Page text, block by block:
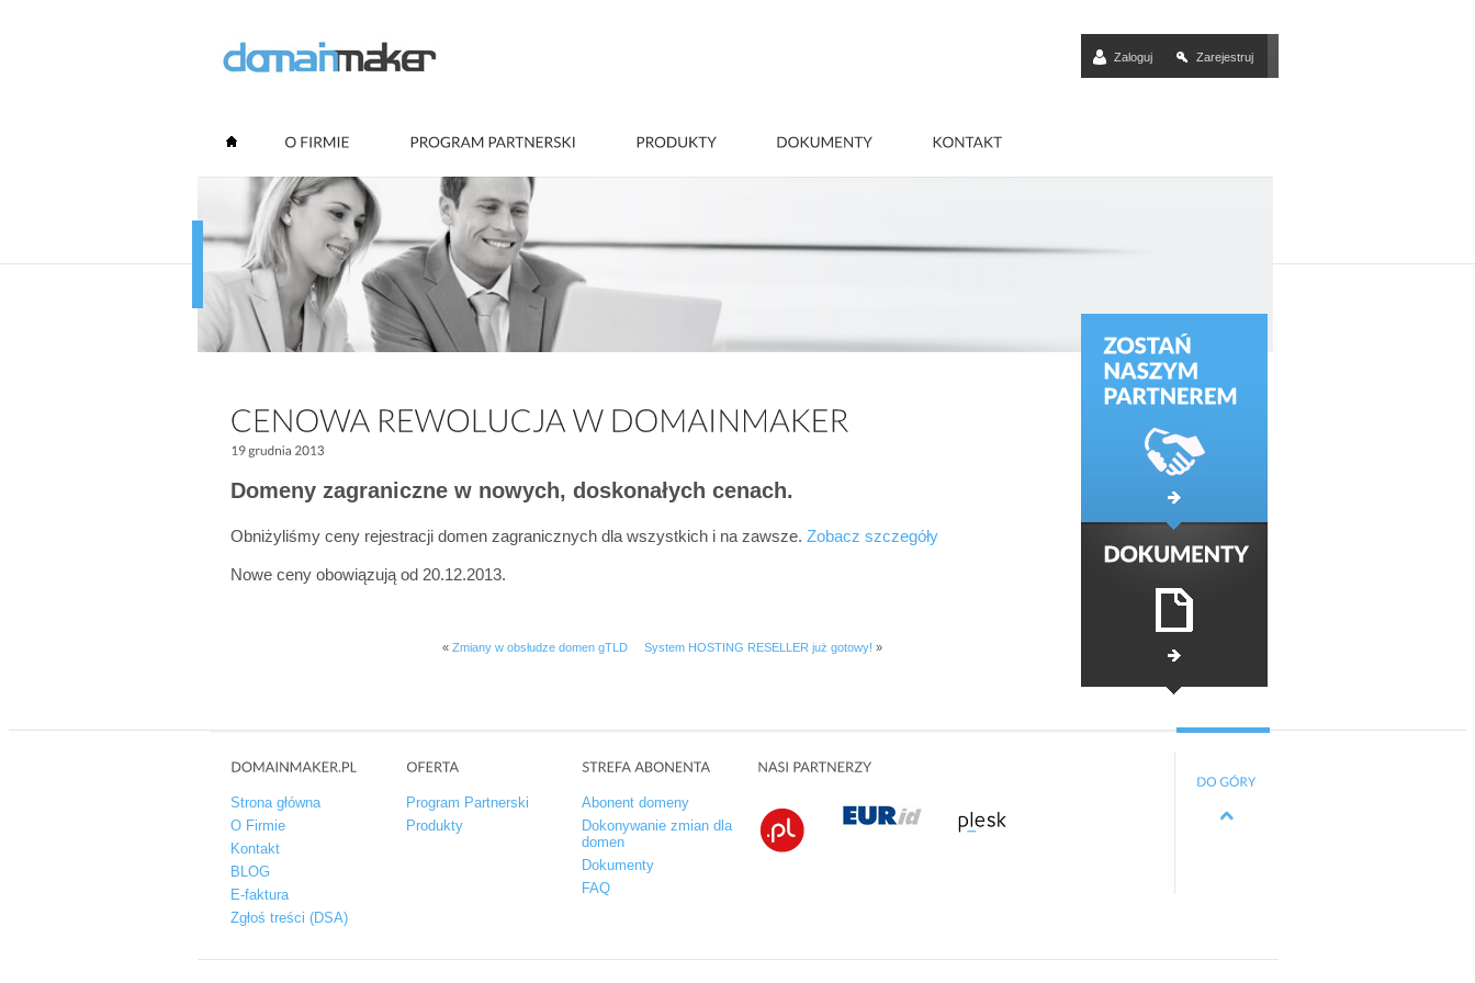
Zaloguj Zarejestruj
Domeny zagraniczne w nowych, doskonałych cenach.
Obniżyliśmy ceny rejestracji domen zagranicznych dla wszystkich i na zawsze. Zobacz szczegóły
Nowe ceny obowiązują od 20.12.2013.
«Zmiany w obsłudze domen gTLD System HOSTING RESELLER już gotowy! »
Strona główna
O Firmie
Kontakt
BLOG
E-faktura
Zgłoś treści (DSA)
Program Partnerski
Produkty
Abonent domeny
Dokonywanie zmian dla
domen
Dokumenty
FAQ